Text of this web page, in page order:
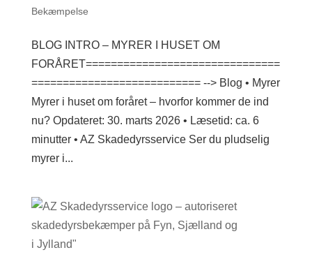
Bekæmpelse
BLOG INTRO – MYRER I HUSET OM
FORÅRET===============================
=========================== --> Blog • Myrer
Myrer i huset om foråret – hvorfor kommer de ind
nu? Opdateret: 30. marts 2026 • Læsetid: ca. 6
minutter • AZ Skadedyrsservice Ser du pludselig
myrer i...